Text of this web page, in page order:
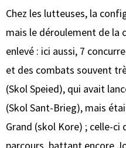
Chez les lutteuses, la
mais le déroulement de
enlevé : ici aussi, 7
et des combats souvent
(Skol Speied), qui avait
(Skol Sant-Brieg), mais
Grand (skol Kore) ; celle-ci